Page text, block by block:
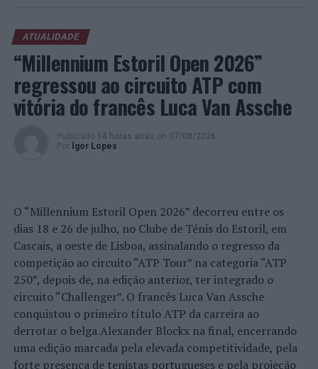
suas impressões.
Para o histórico João Brenha, atleta e presidente d’Os
Mochos, que se sagraram, recentemente, campeões
regionais na primeira competição oficial federada em
que participaram, “disputar este campeonato é motivo
de grande satisfação, principalmente depois da
pandemia, sendo o retomar da atividade, voltar à
competitivo, mas de boa camaradagem, que é o que
esperamos ter nestes jogos. Este campeonato tem tudo
para ser um sucesso e contribuir para o aumento do
número de jogos entre estas equipas menos jovens. E,
claro, jogar em Espinho, junto dos nossos, é sempre
outro fator de enorme satisfação”.
Os
ATUALIDADE
“Millennium Estoril Open 2026”
regressou ao circuito ATP com
vitória do francês Luca Van Assche
Publicado 14 horas atrás on 07/08/2026
Por
Ígor Lopes
O “Millennium Estoril Open 2026” decorreu entre os
dias 18 e 26 de julho, no Clube de Ténis do Estoril, em
Cascais, a oeste de Lisboa, assinalando o regresso da
competição ao circuito “ATP Tour” na categoria “ATP
250”, depois de, na edição anterior, ter integrado o
circuito “Challenger”. O francês Luca Van Assche
conquistou o primeiro título ATP da carreira ao
derrotar o belga Alexander Blockx na final, encerrando
uma edição marcada pela elevada competitividade, pela
forte presença de tenistas portugueses e pela projeção